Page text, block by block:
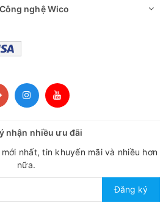
nghệ Wico
nhận nhiều ưu đãi
nhất, tin khuyến mãi và nhiều hơn
nữa.
Đăng ký